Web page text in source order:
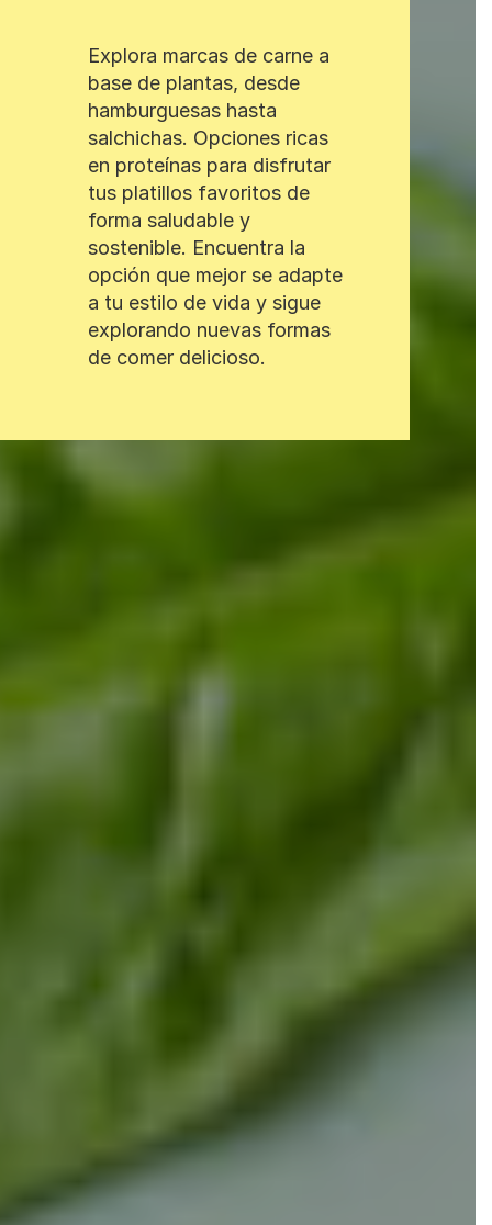
Explora marcas de carne a
base de plantas, desde
hamburguesas hasta
salchichas. Opciones ricas
en proteínas para disfrutar
tus platillos favoritos de
forma saludable y
sostenible. Encuentra la
opción que mejor se adapte
a tu estilo de vida y sigue
explorando nuevas formas
de comer delicioso.